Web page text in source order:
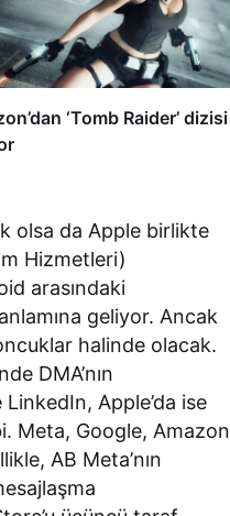
‘Tomb Raider’ dizisi
olsa da Apple birlikte
Hizmetleri)
arasındaki
geliyor. Ancak
halinde olacak.
DMA’nın
Apple’da ise
Meta, Google, Amazon
AB Meta’nın